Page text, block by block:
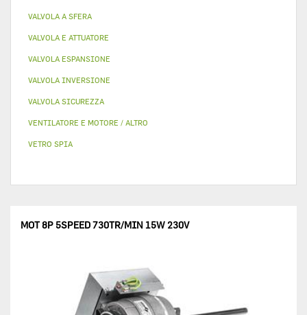
VALVOLA A SFERA
VALVOLA E ATTUATORE
VALVOLA ESPANSIONE
VALVOLA INVERSIONE
VALVOLA SICUREZZA
VENTILATORE E MOTORE / ALTRO
VETRO SPIA
MOT 8P 5SPEED 730TR/MIN 15W 230V